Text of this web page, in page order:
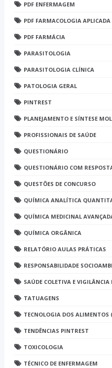
PDF ENFERMAGEM
PDF FARMACOLOGIA
PDF FARMÁCIA
PARASITOLOGIA
PARASITOLOGIA CLÍNICA
PATOLOGIA GERAL
PINTREST
PLANEJAMENTO E SÍNTESE
PROFISSIONAIS DE SAÚDE
QUESTIONÁRIO
QUESTIONÁRIO COM
QUESTÕES DE CONCURSO
QUÍMICA ANALÍTICA
QUÍMICA MEDICINAL
QUÍMICA ORGÂNICA
RELATÓRIO AULAS PRÁTICAS
RESPONSABILIDADE
SAÚDE COLETIVA E
TATUAGENS
TECNOLOGIA DOS ALIMENTOS
TENDÊNCIAS PINTREST
TOXICOLOGIA
TÉCNICO DE ENFERMAGEM